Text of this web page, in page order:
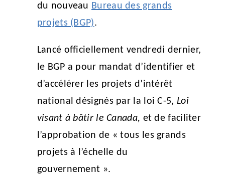
du nouveau Bureau des grands
projets (BGP).
Lancé officiellement vendredi dernier,
le BGP a pour mandat d’identifier et
d’accélérer les projets d’intérêt
national désignés par la loi C-5, Loi
visant à bâtir le Canada, et de faciliter
l’approbation de « tous les grands
projets à l’échelle du
gouvernement ».